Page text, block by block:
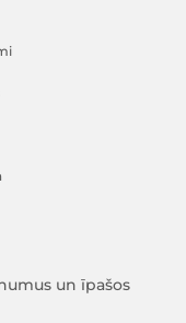
un īpašos